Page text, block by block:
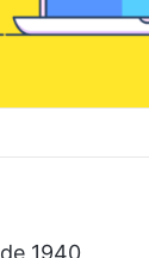
1940